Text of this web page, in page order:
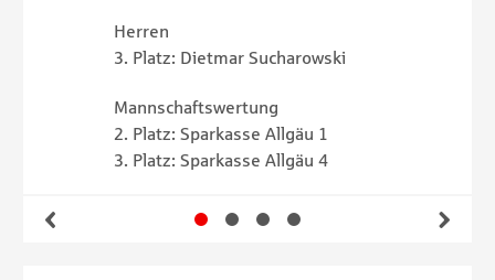
3. Platz: Dietmar Sucharowski
4. Platz: Sparkasse Allgäu 1
5. Platz: Sparkasse Allgäu 2
Gehe zu Slide 1
Gehe zu Slide 2
Gehe zu Slide 3